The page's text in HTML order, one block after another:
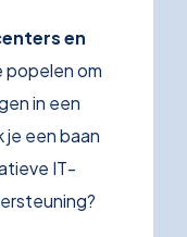
en
popelen om
in een
je een baan
IT-